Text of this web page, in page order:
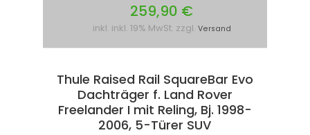
259,90 €
inkl. inkl. 19% MwSt. zzgl. Versand
Thule Raised Rail SquareBar Evo
Dachträger f. Land Rover
Freelander I mit Reling, Bj. 1998-
2006, 5-Türer SUV